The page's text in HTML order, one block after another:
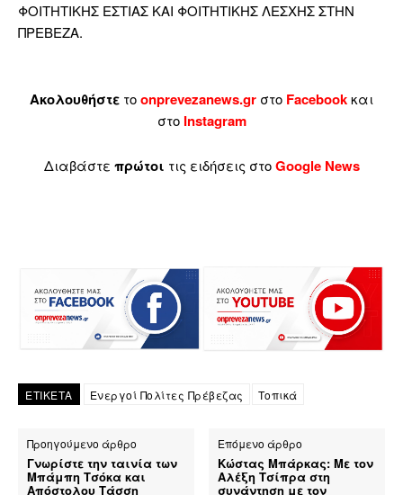
ΦΟΙΤΗΤΙΚΗΣ ΕΣΤΙΑΣ ΚΑΙ ΦΟΙΤΗΤΙΚΗΣ ΛΕΣΧΗΣ ΣΤΗΝ
ΠΡΕΒΕΖΑ.
Ακολουθήστε τοonprevezanews.gr στο Facebookκαι
στο Instagram
Διαβάστε πρώτοι τις ειδήσεις στοGoogle News
ΕΤΙΚΕΤΑ Ενεργοί Πολίτες Πρέβεζας Τοπικά
Προηγούμενο άρθρο
Γνωρίστε την ταινία των
Μπάμπη Τσόκα και
Απόστολου Τάσση
Επόμενο άρθρο
Κώστας Μπάρκας: Με τον
Αλέξη Τσίπρα στη
συνάντηση με τον